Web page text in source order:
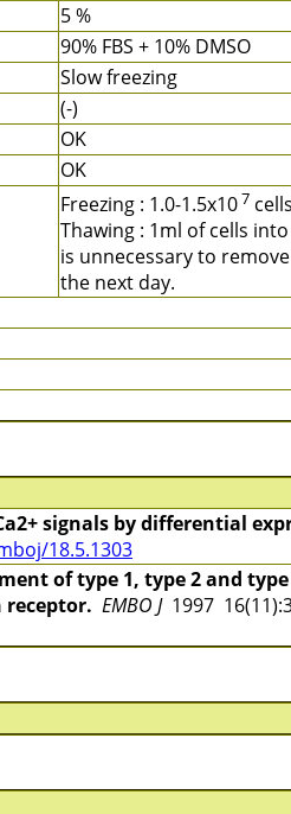
5 %
90% FBS + 10% DMSO
Slow freezing
(-)
OK
OK
Freezing : 1.0-1.5x107
Thawing : 1ml of cells
is unnecessary to remove
the next day.
signals by differential
18.5.1303
of type 1, type 2 and
EMBO J1997